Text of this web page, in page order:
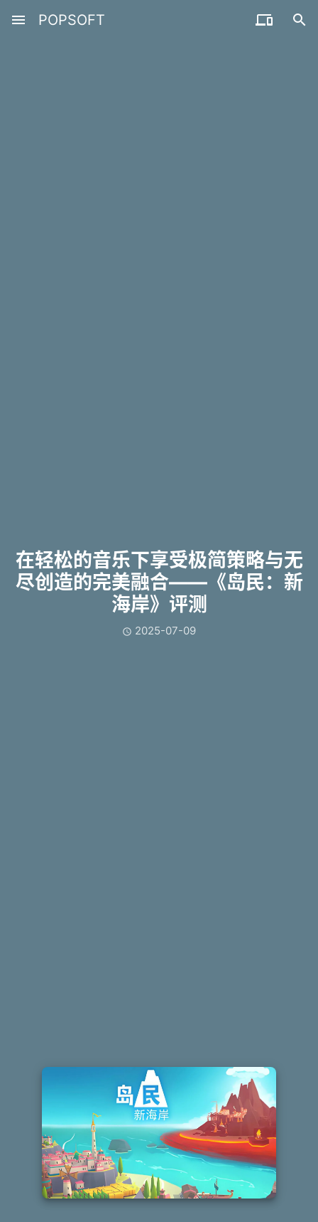
menu POPSOFT  
在轻松的音乐下享受极简策略与无
尽创造的完美融合——《岛民：新
海岸》评测
 2025-07-09